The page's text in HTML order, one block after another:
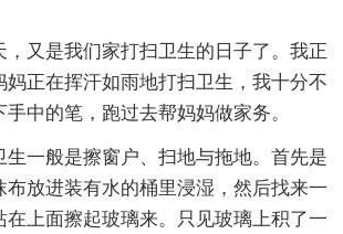
，又是我们家打扫卫生的日子了。我正
妈正在挥汗如雨地打扫卫生，我十分不
中的笔，跑过去帮妈妈做家务。
生一般是擦窗户、扫地与拖地。首先是
布放进装有水的桶里浸湿，然后找来一
在上面擦起玻璃来。只见玻璃上积了一